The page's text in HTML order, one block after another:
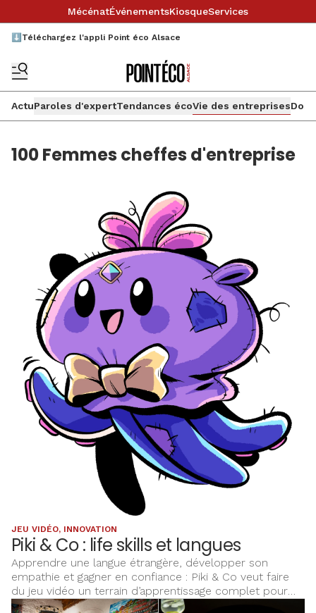
MécénatÉvénementsKiosqueServices
⬇️Téléchargez l'appli Point éco Alsace
ActuParoles d'expertTendances écoVie des entreprises
100 Femmes cheffes d'entreprise
JEU VIDÉO, INNOVATION
Piki & Co : life skills et langues
Apprendre une langue étrangère, développer son
empathie et gagner en confiance : Piki & Co veut faire
du jeu vidéo un terrain d’apprentissage complet pour
les enfants